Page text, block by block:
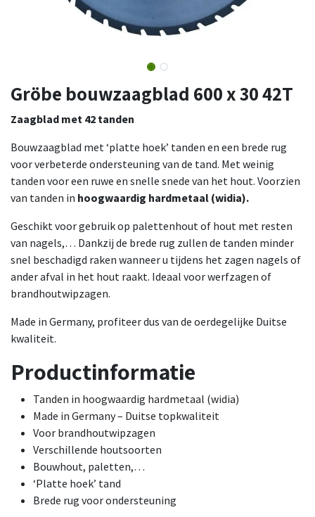
Gröbe bouwzaagblad 600 x 30 42T
Zaagblad met 42 tanden
Bouwzaagblad met ‘platte hoek’ tanden en een brede rug
voor verbeterde ondersteuning van de tand. Met weinig
tanden voor een ruwe en snelle snede van het hout. Voorzien
van tanden in hoogwaardig hardmetaal (widia).
Geschikt voor gebruik op palettenhout of hout met resten
van nagels,… Dankzij de brede rug zullen de tanden minder
snel beschadigd raken wanneer u tijdens het zagen nagels of
ander afval in het hout raakt. Ideaal voor werfzagen of
brandhoutwipzagen.
Made in Germany, profiteer dus van de oerdegelijke Duitse
kwaliteit.
Productinformatie
Tanden in hoogwaardig hardmetaal (widia)
Made in Germany – Duitse topkwaliteit
Voor brandhoutwipzagen
Verschillende houtsoorten
Bouwhout, paletten,…
‘Platte hoek’ tand
Brede rug voor ondersteuning